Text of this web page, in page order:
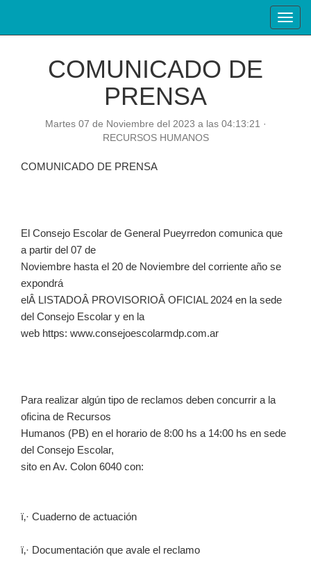
COMUNICADO DE
PRENSA
Martes 07 de Noviembre del 2023 a las 04:13:21 ·
RECURSOS HUMANOS
COMUNICADO DE PRENSA
El Consejo Escolar de General Pueyrredon comunica que
a partir del 07 de
Noviembre hasta el 20 de Noviembre del corriente año se
expondrá
elÂ LISTADOÂ PROVISORIOÂ OFICIAL 2024 en la sede
del Consejo Escolar y en la
web https: www.consejoescolarmdp.com.ar
Para realizar algún tipo de reclamos deben concurrir a la
oficina de Recursos
Humanos (PB) en el horario de 8:00 hs a 14:00 hs en sede
del Consejo Escolar,
sito en Av. Colon 6040 con:
ï‚· Cuaderno de actuación
ï‚· Documentación que avale el reclamo